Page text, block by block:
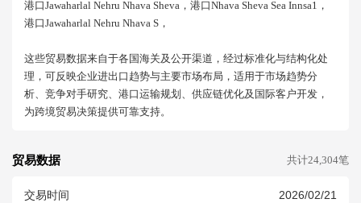
港口jawaharlal Nehru Nhava Sheva，港口nhava Sheva Sea Innsa1，
港口jawaharlal Nehru Nhava S，
这些贸易数据来自于各国海关及公开渠道，经过标准化与结构化处
理，可反映企业进出口趋势与主要市场布局，适用于市场趋势分
析、竞争对手研究、港口运输规划、供应链优化及国际客户开发，
为跨境贸易决策提供可靠支持。
贸易数据 共计24,304笔
交易时间 2026/02/21